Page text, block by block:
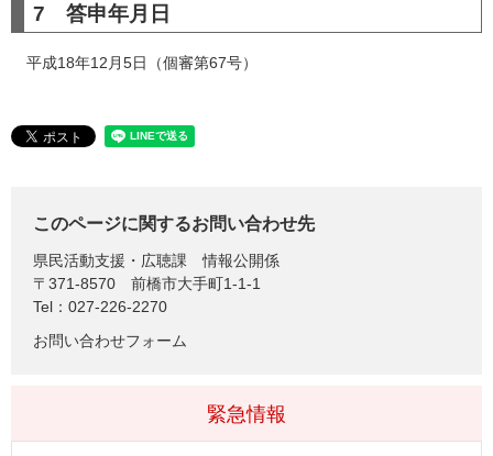
7 答申年月日
平成18年12月5日（個審第67号）
このページに関するお問い合わせ先
県民活動支援・広聴課
情報公開係
〒371-8570
前橋市大手町1-1-1
Tel：027-226-2270
お問い合わせフォーム
緊急情報